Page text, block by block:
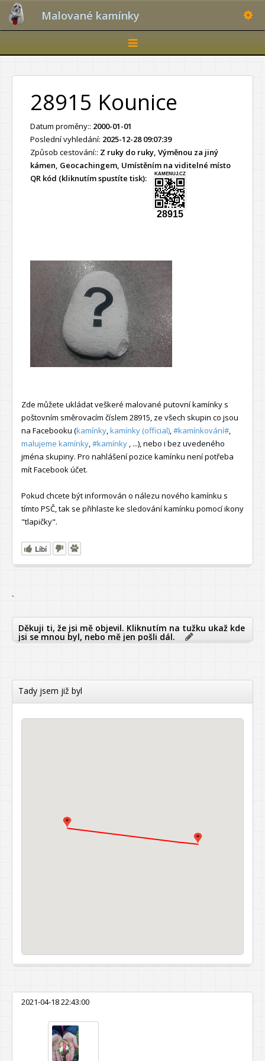
Malované kamínky
Toggle
navigation
28915 Kounice
Datum proměny:: 2000-01-01
Poslední vyhledání: 2025-12-28 09:07:39
Způsob cestování:: Z ruky do ruky, Výměnou za jiný
kámen, Geocachingem, Umístěním na viditelné místo
QR kód (kliknutím spustíte tisk):
KAMENUJ.CZ
28915
Zde můžete ukládat veškeré malované putovní kamínky s
poštovním směrovacím číslem 28915, ze všech skupin co jsou
na Facebooku (kamínky kamínky (official) #kamínkování#
malujeme kamínky #kamínky , ...), nebo i bez uvedeného
jména skupiny. Pro nahlášení pozice kamínku není potřeba
mít Facebook účet.
Pokud chcete být informován o nálezu nového kamínku s
tímto PSČ, tak se přihlaste ke sledování kamínku pomocí ikony
"tlapičky".
Líbí
`
Děkuji ti, že jsi mě objevil. Kliknutím na tužku ukaž kde
jsi se mnou byl, nebo mě jen pošli dál.
Tady jsem již byl
2021-04-18 22:43:00